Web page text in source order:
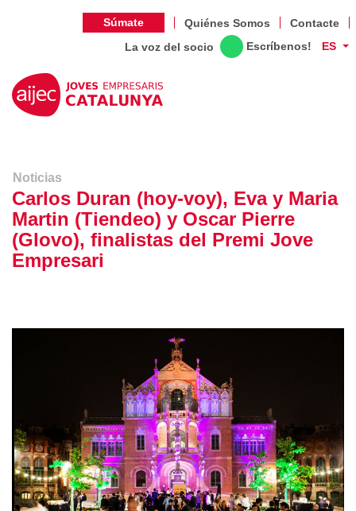
Súmate Quiénes Somos
Contacte
La voz del socio
Escríbenos! ES
Noticias
Carlos Duran (hoy-voy), Eva y Maria
Martin (Tiendeo) y Oscar Pierre
(Glovo), finalistas del Premi Jove
Empresari